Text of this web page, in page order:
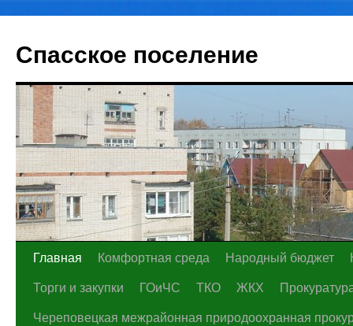
Спасское поселение
Перейти
содержимому
Главная Комфортная среда Народный бюджет
Торги и закупки
ГОиЧС ТКО ЖКХ
Череповецкая межрайонная природоохранная